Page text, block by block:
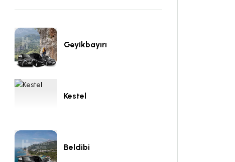
Geyikbayırı
Kestel
Beldibi